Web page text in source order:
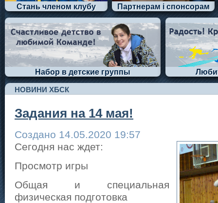
Стань членом клубу Партнерам і спонсорам
Набор в детские группы
НОВИНИ ХБСК
Задания на 14 мая!
Создано 14.05.2020 19:57
Сегодня нас ждет:
Просмотр игры
Общая и специальная
физическая подготовка